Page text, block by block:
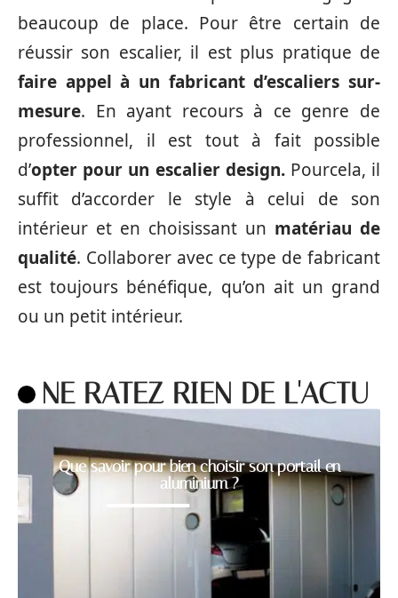
beaucoup de place. Pour être certain de
réussir son escalier, il est plus pratique de
faire appel à un fabricant d’escaliers sur-
mesure. En ayant recours à ce genre de
professionnel, il est tout à fait possible
d’opter pour un escalier design. Pourcela, il
suffit d’accorder le style à celui de son
intérieur et en choisissant un matériau de
qualité. Collaborer avec ce type de fabricant
est toujours bénéfique, qu’on ait un grand
ou un petit intérieur.
NE RATEZ RIEN DE L'ACTU
Que savoir pour bien choisir son portail en
aluminium ?